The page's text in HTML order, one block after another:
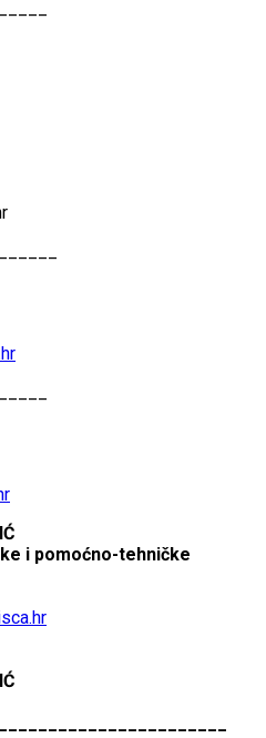
i pomoćno-tehničke